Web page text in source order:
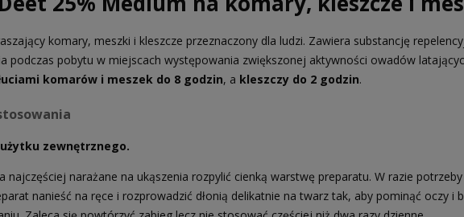
komary, meszki i kleszcze przeznaczony dla ludzi. Zawiera substancję
podczas pobytu w miejscach występowania zwiększonej aktywności owadów
komarów i meszek do 8 godzin, a kleszczy do 2 godzin.
zewnętrznego.
najczęściej narażane na ukąszenia rozpylić cienką warstwę preparatu. W razie
nanieść na ręce i rozprowadzić dłonią delikatnie na twarz tak, aby pominąć oczy i